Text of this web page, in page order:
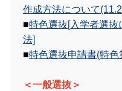
作成方法について
■特色選抜[入学者選抜
法]
■特色選抜申請書(特色
＜一般選抜＞